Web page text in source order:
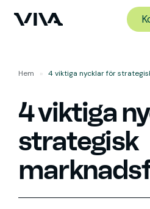
Hem » 4 viktiga nycklar för
4 viktiga
strategisk